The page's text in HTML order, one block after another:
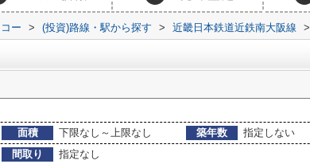
ー > (投資)路線・駅から探す > 近畿日本鉄道近鉄南大阪線 >
面積 下限なし～上限なし 築年数
指定しない
間取り
指定なし